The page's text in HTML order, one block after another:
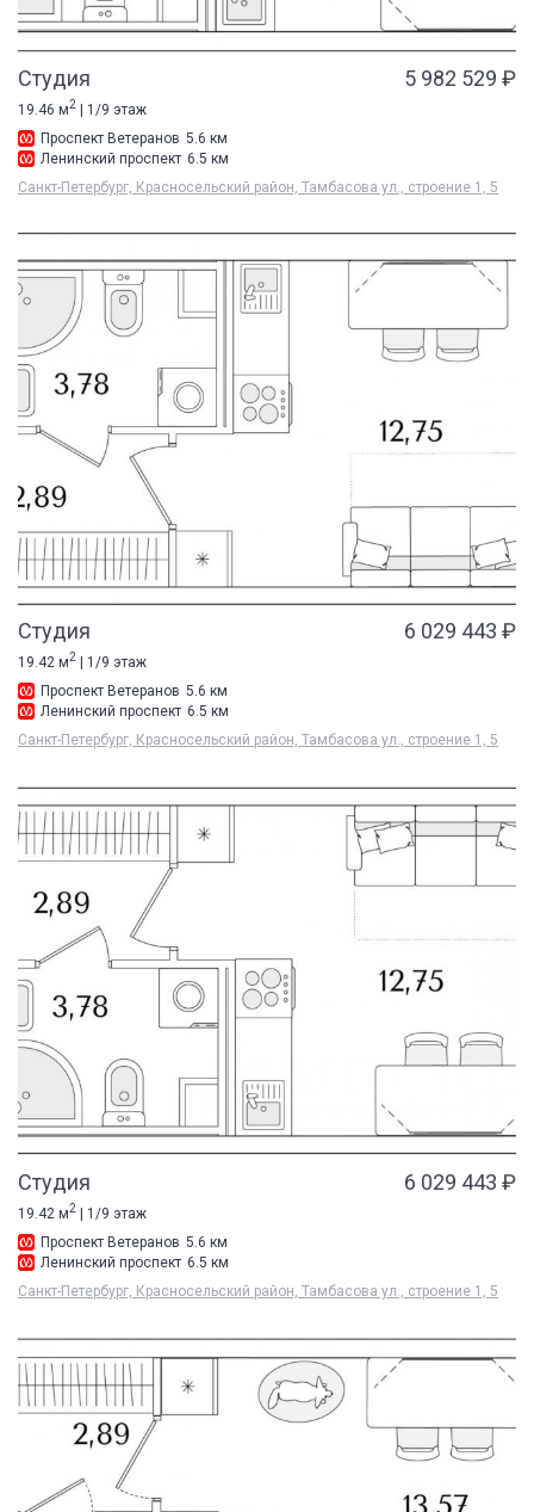
Студия 5 982 529 ₽
19.46 м2
| 1/9 этаж
Проспект Ветеранов 5.6 км
Ленинский проспект 6.5 км
Санкт-Петербург, Красносельский район, Тамбасова ул., строение 1, 5
Студия 6 029 443 ₽
19.42 м2 | 1/9 этаж
Проспект Ветеранов 5.6 км
Ленинский проспект 6.5 км
Санкт-Петербург, Красносельский район, Тамбасова ул., строение 1, 5
Студия 6 029 443 ₽
19.42 м2
| 1/9 этаж
Проспект Ветеранов 5.6 км
Ленинский проспект 6.5 км
Санкт-Петербург, Красносельский район, Тамбасова ул., строение 1, 5